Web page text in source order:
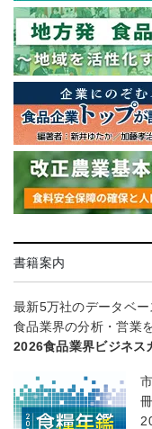
書籍案内
最新5万社のデータベー
食品業界の分析・営業
2026食品業界ビジネス